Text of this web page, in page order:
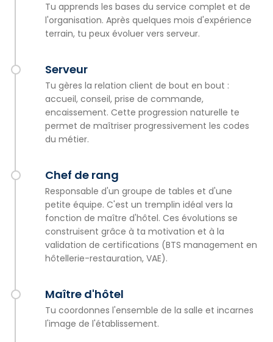
Tu apprends les bases du service complet et de
l'organisation. Après quelques mois d'expérience
terrain, tu peux évoluer vers serveur.
Serveur
Tu gères la relation client de bout en bout :
accueil, conseil, prise de commande,
encaissement. Cette progression naturelle te
permet de maîtriser progressivement les codes
du métier.
Chef de rang
Responsable d'un groupe de tables et d'une
petite équipe. C'est un tremplin idéal vers la
fonction de maître d'hôtel. Ces évolutions se
construisent grâce à ta motivation et à la
validation de certifications (BTS management en
hôtellerie-restauration, VAE).
Maître d'hôtel
Tu coordonnes l'ensemble de la salle et incarnes
l'image de l'établissement.